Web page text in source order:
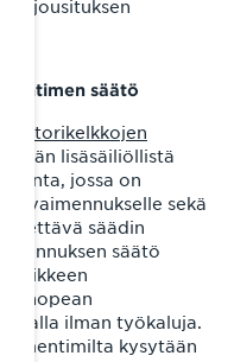
jousituksen
säätö
lisäsäiliöllistä
jossa on
sekä
säädin
säätö
liikkeen
ja nopean
ilman työkaluja.
kysytään